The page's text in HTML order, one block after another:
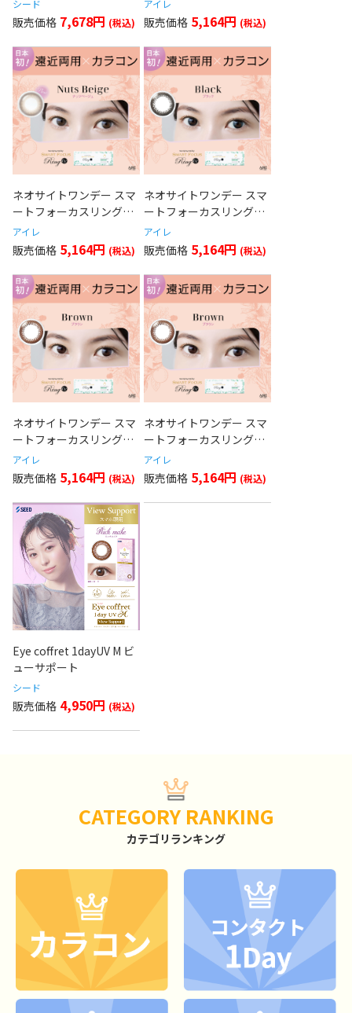
シード
7,678円
2.00)
アイレ
5,164円
ネオサイトワンデー スマ
ートフォーカスリングUV
ナッツベージュ
アイレ
5,164円
ネオサイトワンデー スマ
ートフォーカスリング
UV ブラック
アイレ
5,164円
ネオサイトワンデー スマ
ートフォーカスリング
UV ブラウン
アイレ
5,164円
ネオサイトワンデー スマ
ートフォーカスリングUV
ブラウン(ADD 2.00)
アイレ
5,164円
Eye coffret 1dayUV M ビ
ューサポート
シード
4,950円
CATEGORY RANKING
カテゴリランキング